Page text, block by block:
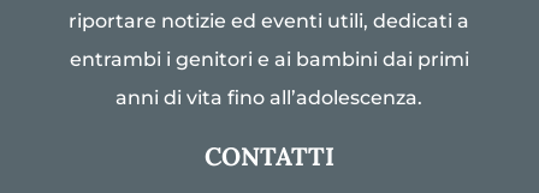
riportare notizie ed eventi utili, dedicati a
entrambi i genitori e ai bambini dai primi
anni di vita fino all’adolescenza.
CONTATTI